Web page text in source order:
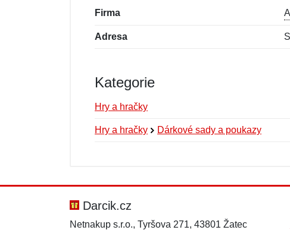
Firma
Adresa
Kategorie
Hry a hračky
Hry a hračky Dárkové sady a poukazy
Darcik.cz
Netnakup s.r.o., Tyršova 271, 43801 Žatec